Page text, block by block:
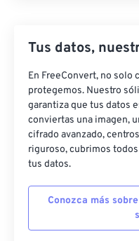
Tus datos,
En FreeConvert, no solo
protegemos. Nuestro
garantiza que tus datos
conviertas una imagen,
cifrado avanzado,
riguroso, cubrimos
tus datos.
Conozca más